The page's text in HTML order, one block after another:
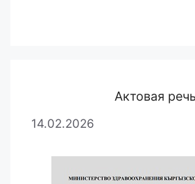
Актовая речь
14.02.2026